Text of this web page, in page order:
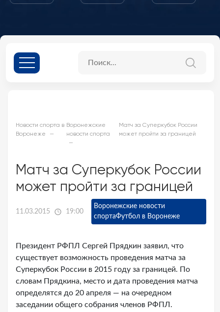
Новости спорта в
Воронеже
Воронежские
новости спорта
Матч за Суперкубок России
может пройти за границей
Матч за Суперкубок России
может пройти за границей
11.03.2015 19:00
Воронежские новости
спортаФутбол в Воронеже
Президент РФПЛ Сергей Прядкин заявил, что
существует возможность проведения матча за
Суперкубок России в 2015 году за границей. По
словам Прядкина, место и дата проведения матча
определятся до 20 апреля — на очередном
заседании общего собрания членов РФПЛ.